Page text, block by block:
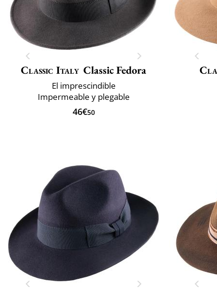
Classic Italy Classic Fedora
El imprescindible
Impermeable y plegable
46€50